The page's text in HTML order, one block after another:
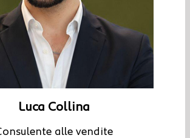
Luca Collina
alle vendite